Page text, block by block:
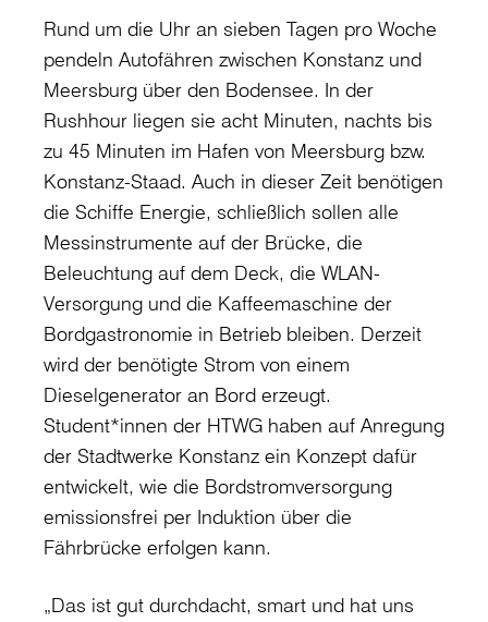
Rund um die Uhr an sieben Tagen pro Woche
pendeln Autofähren zwischen Konstanz und
Meersburg über den Bodensee. In der
Rushhour liegen sie acht Minuten, nachts bis
zu 45 Minuten im Hafen von Meersburg bzw.
Konstanz-Staad. Auch in dieser Zeit benötigen
die Schiffe Energie, schließlich sollen alle
Messinstrumente auf der Brücke, die
Beleuchtung auf dem Deck, die WLAN-
Versorgung und die Kaffeemaschine der
Bordgastronomie in Betrieb bleiben. Derzeit
wird der benötigte Strom von einem
Dieselgenerator an Bord erzeugt.
Student*innen der HTWG haben auf Anregung
der Stadtwerke Konstanz ein Konzept dafür
entwickelt, wie die Bordstromversorgung
emissionsfrei per Induktion über die
Fährbrücke erfolgen kann.
„Das ist gut durchdacht, smart und hat uns